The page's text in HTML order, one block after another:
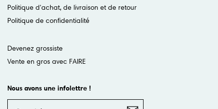
Politique d'achat, de livraison et de retour
Politique de confidentialité
Devenez grossiste
Vente en gros avec FAIRE
Nous avons une infolettre !